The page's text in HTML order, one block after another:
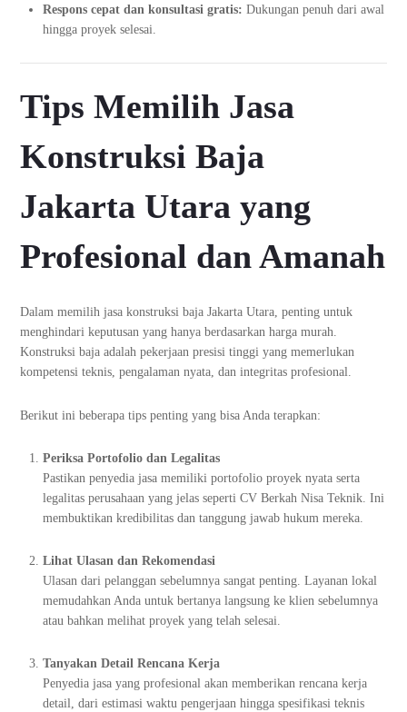
Respons cepat dan konsultasi gratis: Dukungan penuh dari awal
hingga proyek selesai.
Tips Memilih Jasa
Konstruksi Baja
Jakarta Utara yang
Profesional dan Amanah
Dalam memilih jasa konstruksi baja Jakarta Utara, penting untuk
menghindari keputusan yang hanya berdasarkan harga murah.
Konstruksi baja adalah pekerjaan presisi tinggi yang memerlukan
kompetensi teknis, pengalaman nyata, dan integritas profesional.
Berikut ini beberapa tips penting yang bisa Anda terapkan:
Periksa Portofolio dan Legalitas
Pastikan penyedia jasa memiliki portofolio proyek nyata serta
legalitas perusahaan yang jelas seperti CV Berkah Nisa Teknik. Ini
membuktikan kredibilitas dan tanggung jawab hukum mereka.
Lihat Ulasan dan Rekomendasi
Ulasan dari pelanggan sebelumnya sangat penting. Layanan lokal
memudahkan Anda untuk bertanya langsung ke klien sebelumnya
atau bahkan melihat proyek yang telah selesai.
Tanyakan Detail Rencana Kerja
Penyedia jasa yang profesional akan memberikan rencana kerja
detail, dari estimasi waktu pengerjaan hingga spesifikasi teknis